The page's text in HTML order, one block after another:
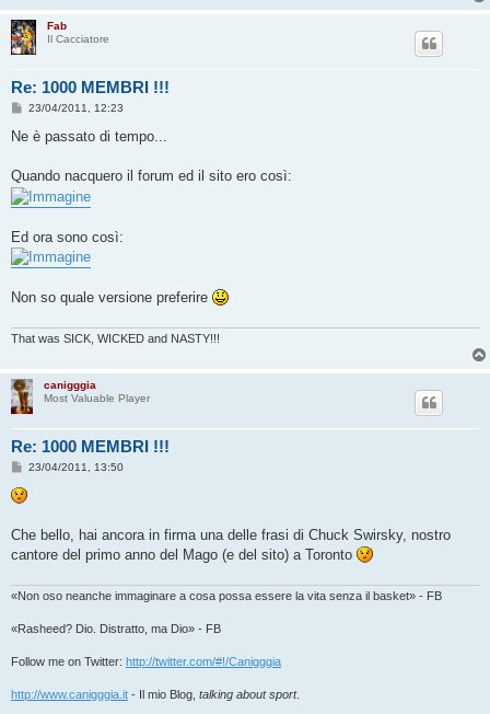
Fab
Il Cacciatore
Re: 1000 MEMBRI !!!
M
s
g
g
i
o
23/04/2011, 12:23
Ne è passato di tempo...
Quando nacquero il forum ed il sito ero così:
Ed ora sono così:
Non so quale versione preferire
That was SICK, WICKED and NASTY!!!
canigggia
Most Valuable Player
Re: 1000 MEMBRI !!!
M
s
s
g
i
23/04/2011, 13:50
Che bello, hai ancora in firma una delle frasi di Chuck Swirsky, nostro
cantore del primo anno del Mago (e del sito) a Toronto
«Non oso neanche immaginare a cosa possa essere la vita senza il basket» - FB
«Rasheed? Dio. Distratto, ma Dio» - FB
Follow me on Twitter: http://twitter.com/#!/Canigggia
http://www.canigggia.it - Il mio Blog, talking about sport.